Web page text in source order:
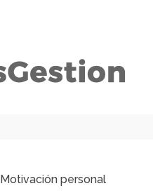
Motivación personal